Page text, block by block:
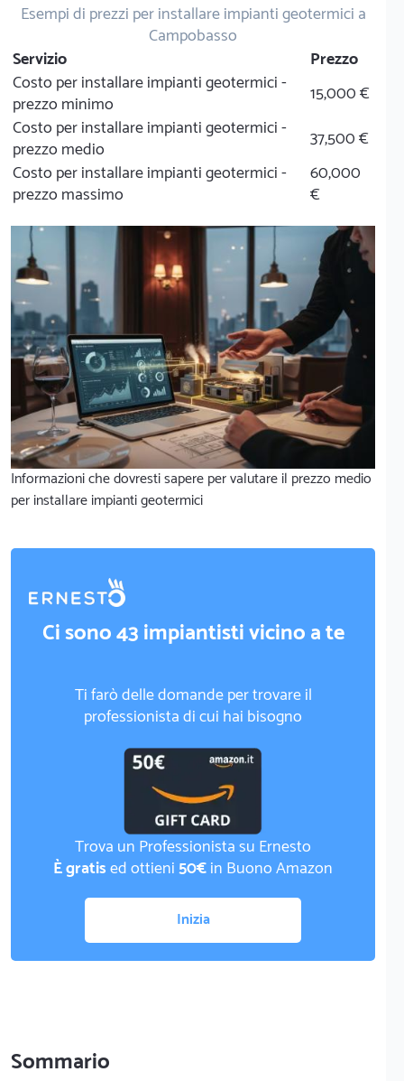
Esempi di prezzi per installare impianti geotermici a
Campobasso
Servizio
Prezzo
Costo per installare impianti geotermici -
prezzo minimo
15,000 €
Costo per installare impianti geotermici -
prezzo medio
37,500 €
Costo per installare impianti geotermici -
prezzo massimo
60,000
€
Informazioni che dovresti sapere per valutare il prezzo medio
per installare impianti geotermici
Ci sono 43 impiantisti vicino a te
Ti farò delle domande per trovare il
professionista di cui hai bisogno
Trova un Professionista su Ernesto
È gratised ottieni50€in Buono Amazon
Inizia
Sommario